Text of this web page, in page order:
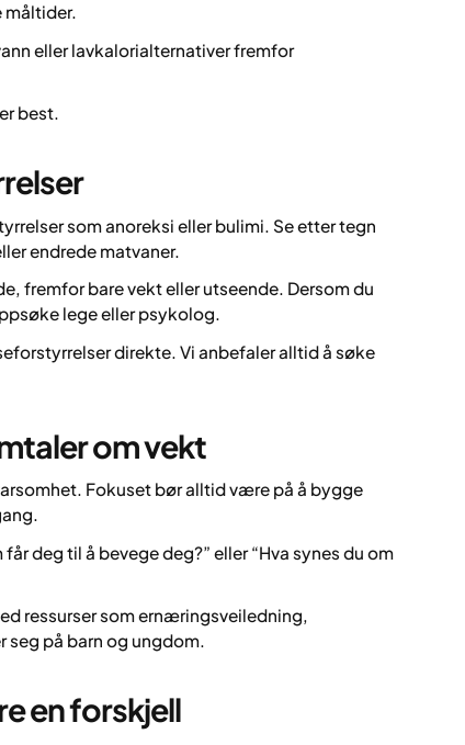
måltider.
eller lavkalorialternativer fremfor
best.
som anoreksi eller bulimi. Se etter tegn
endrede matvaner.
fremfor bare vekt eller utseende. Dersom du
lege eller psykolog.
direkte. Vi anbefaler alltid å søke
om vekt
Fokuset bør alltid være på å bygge
deg til å bevege deg?” eller “Hva synes du om
ressurser som ernæringsveiledning,
seg på barn og ungdom.
en forskjell